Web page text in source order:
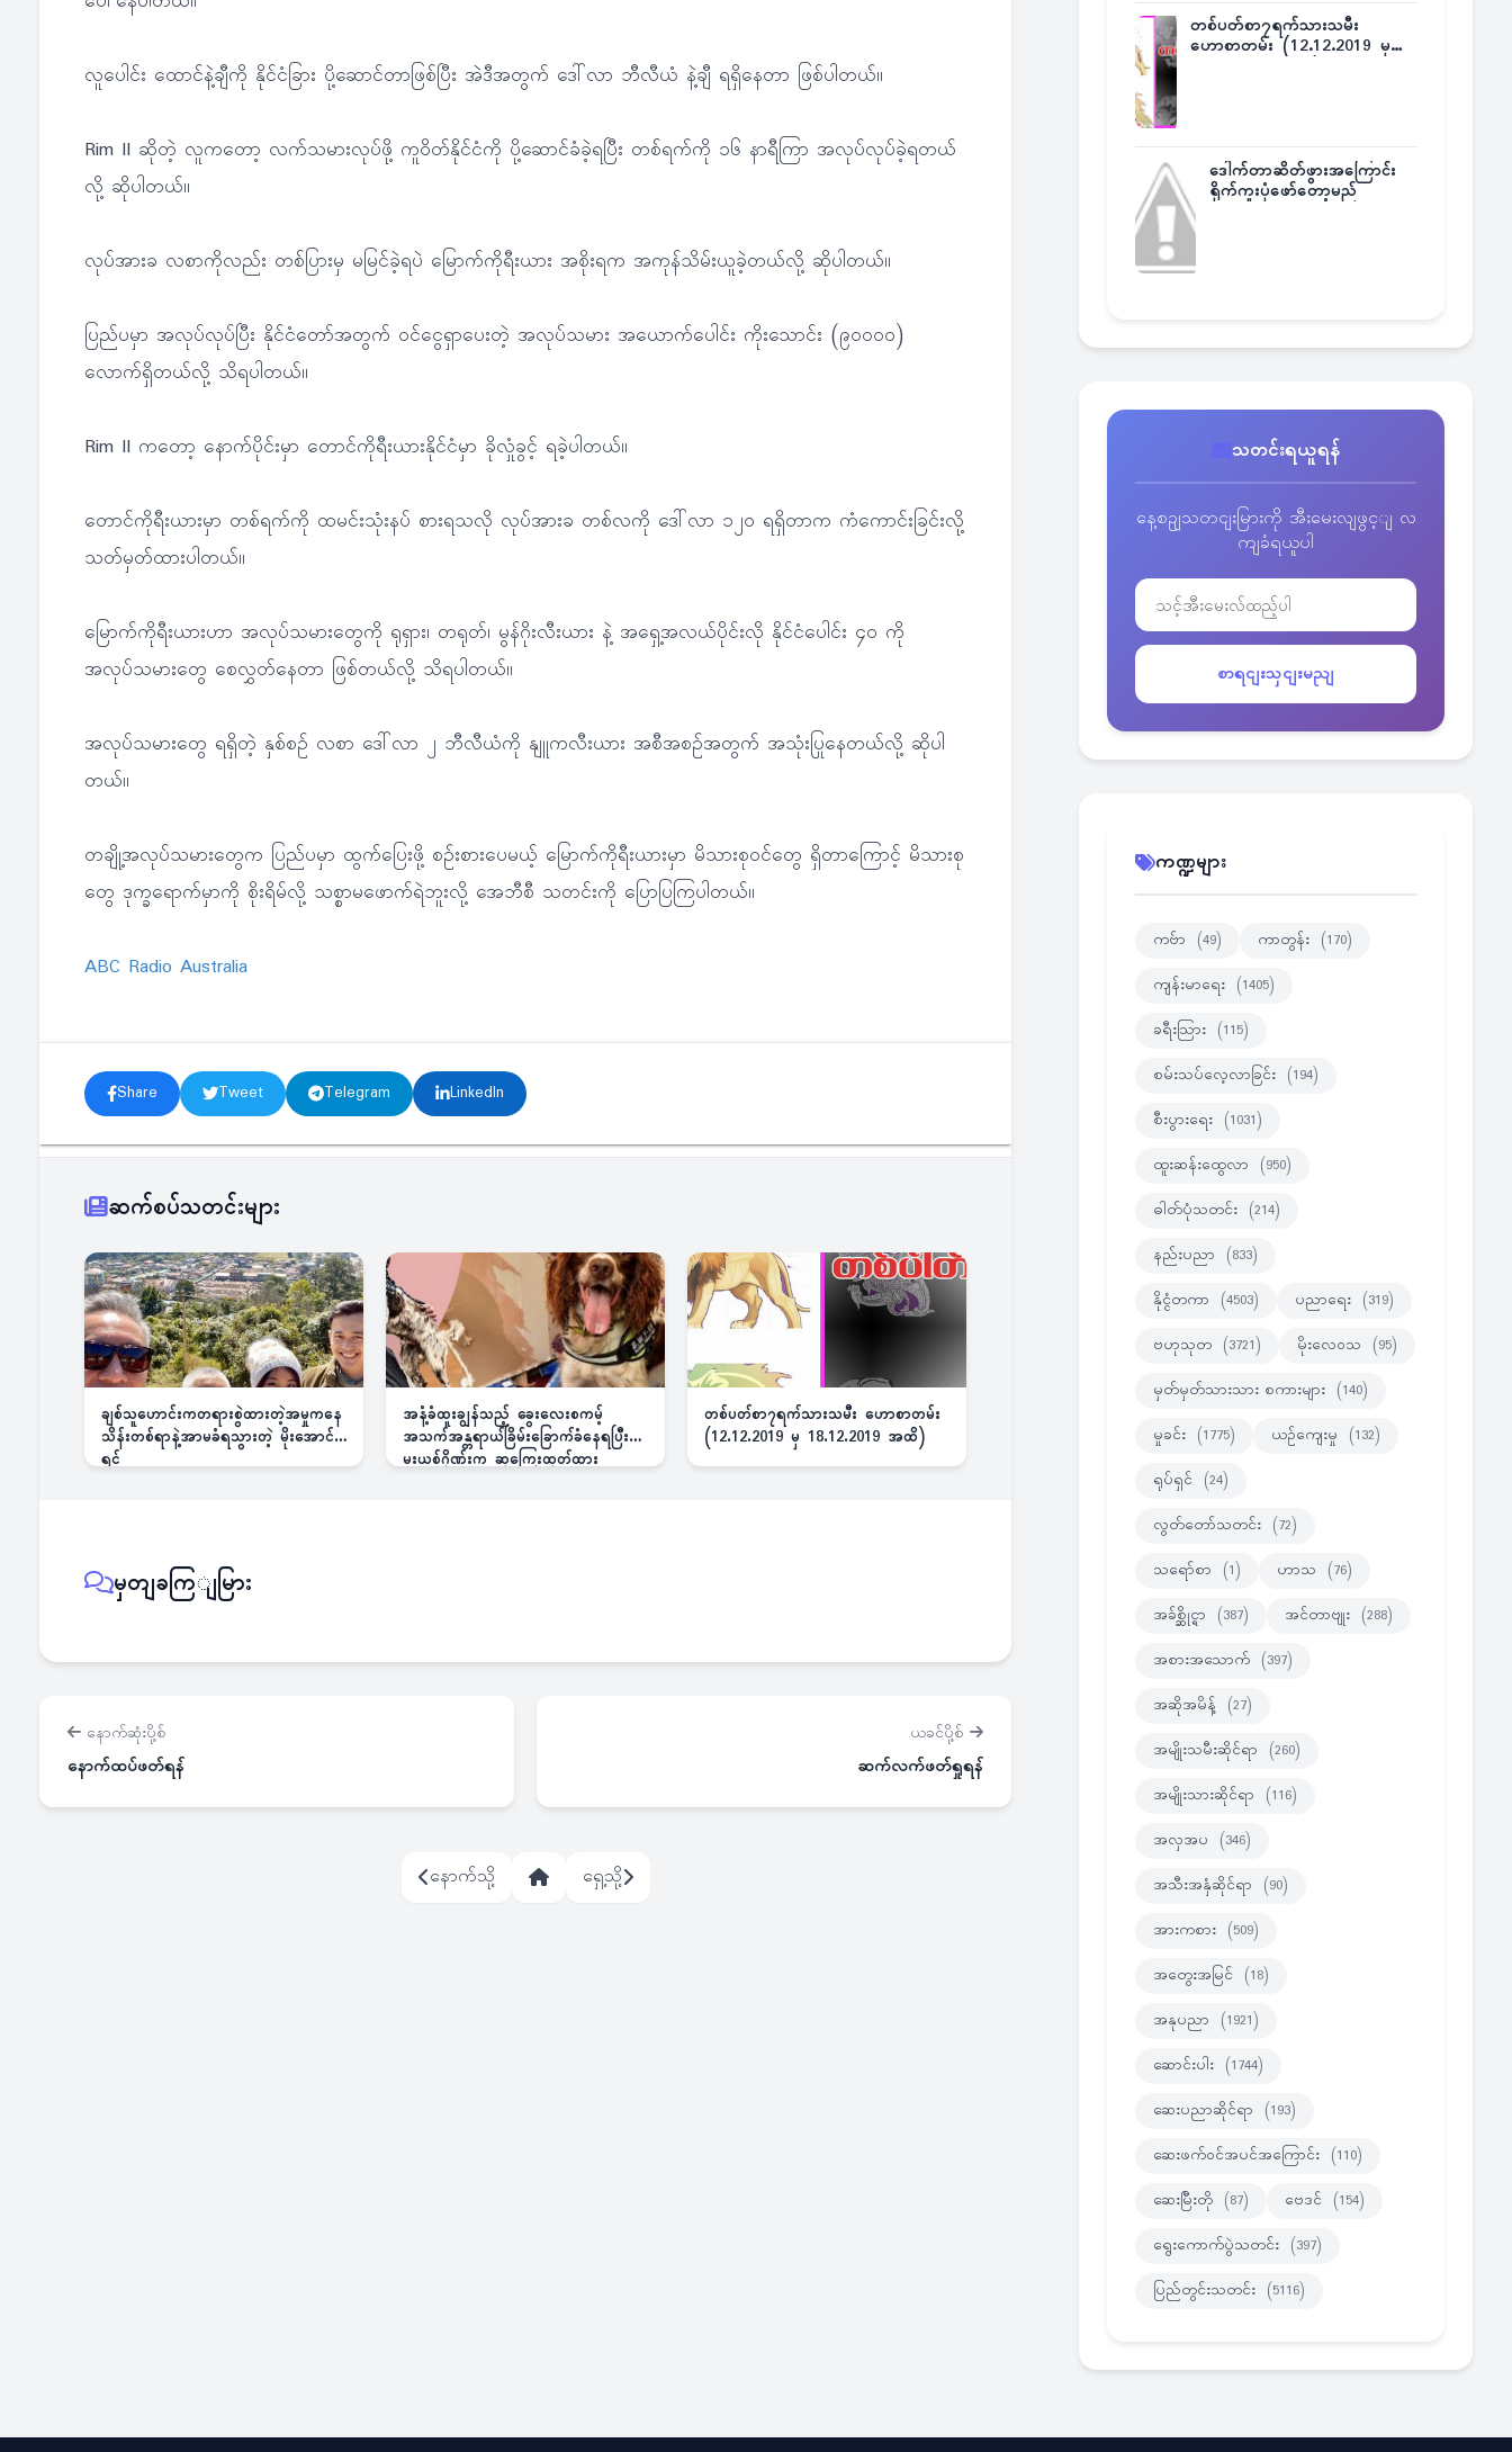
လူပေါင်း ထောင်နဲ့ချီကို နိုင်ငံခြား ပို့ဆောင်တာဖြစ်ပြီး အဲဒီအတွက် ဒေါ်လာ ဘီလီယံ နဲ့ချီ ရရှိနေတာ ဖြစ်ပါတယ်။
Rim II ဆိုတဲ့ လူကတော့ လက်သမားလုပ်ဖို့ ကူဝိတ်နိုင်ငံကို ပို့ဆောင်ခံခဲ့ရပြီး တစ်ရက်ကို ၁၆ နာရီကြာ အလုပ်လုပ်ခဲ့ရတယ်
လို့ ဆိုပါတယ်။
လုပ်အားခ လစာကိုလည်း တစ်ပြားမှ မမြင်ခဲ့ရပဲ မြောက်ကိုရီးယား အစိုးရက အကုန်သိမ်းယူခဲ့တယ်လို့ ဆိုပါတယ်။
ပြည်ပမှာ အလုပ်လုပ်ပြီး နိုင်ငံတော်အတွက် ဝင်ငွေရှာပေးတဲ့ အလုပ်သမား အယောက်ပေါင်း ကိုးသောင်း (၉၀၀၀၀)
လောက်ရှိတယ်လို့ သိရပါတယ်။
Rim II ကတော့ နောက်ပိုင်းမှာ တောင်ကိုရီးယားနိုင်ငံမှာ ခိုလှုံခွင့် ရခဲ့ပါတယ်။
တောင်ကိုရီးယားမှာ တစ်ရက်ကို ထမင်းသုံးနပ် စားရသလို လုပ်အားခ တစ်လကို ဒေါ်လာ ၁၂၀ ရရှိတာက ကံကောင်းခြင်းလို့
သတ်မှတ်ထားပါတယ်။
မြောက်ကိုရီးယားဟာ အလုပ်သမားတွေကို ရုရှား၊ တရုတ်၊ မွန်ဂိုးလီးယား နဲ့ အရှေ့အလယ်ပိုင်းလို နိုင်ငံပေါင်း ၄၀ ကို
အလုပ်သမားတွေ စေလွှတ်နေတာ ဖြစ်တယ်လို့ သိရပါတယ်။
အလုပ်သမားတွေ ရရှိတဲ့ နှစ်စဉ် လစာ ဒေါ်လာ ၂ ဘီလီယံကို နျူကလီးယား အစီအစဉ်အတွက် အသုံးပြုနေတယ်လို့ ဆိုပါ
တယ်။
တချို့အလုပ်သမားတွေက ပြည်ပမှာ ထွက်ပြေးဖို့ စဉ်းစားပေမယ့် မြောက်ကိုရီးယားမှာ မိသားစုဝင်တွေ ရှိတာကြောင့် မိသားစု
တွေ ဒုက္ခရောက်မှာကို စိုးရိမ်လို့ သစ္စာမဖောက်ရဲဘူးလို့ အေဘီစီ သတင်းကို ပြောပြကြပါတယ်။
ABC Radio Australia
Share Tweet Telegram LinkedIn
ဆက်စပ်သတင်းများ
ချစ်သူဟောင်းကတရားစွဲထားတဲ့အမှုကနေ
သိန်းတစ်ရာနဲ့အာမခံရသွားတဲ့ မိုးအောင်
ရင်
အနံ့ခံထူးချွန်သည့် ခွေးလေးစကမ့်
အသက်အန္တရာယ်ခြိမ်းခြောက်ခံနေရပြီး
မူးယစ်ဂိုဏ်းက ဆုကြေးထုတ်ထား
တစ်ပတ်စာ၇ရက်သားသမီး ဟောစာတမ်း
(12.12.2019 မှ 18.12.2019 အထိ)
မှတျခကြျမြား
နောက်ဆုံးပို့စ်
နောက်ထပ်ဖတ်ရန်
ယခင်ပို့စ်
ဆက်လက်ဖတ်ရှုရန်
နောက်သို့ ရှေ့သို့
တစ်ပတ်စာ၇ရက်သားသမီး
ဟောစာတမ်း (12.12.2019 မှ
ဒေါက်တာဆိတ်ဖွားအကြောင်း
ရိုက်ကူးပုံဖော်တော့မည်
သတင်းရယူရန်
နေ့စဥျသတငျးမြားကို အီးမေးလျဖွင့ျ လ
ကျခံရယူပါ
စာရငျးသှငျးမညျ
ကဏ္ဍများ
ကဗ်ာ (49) ကာတွန်း (170)
ကျန်းမာရေး (1405)
ခရီးသြား (115)
စမ်းသပ်လေ့လာခြင်း (194)
စီးပွားရေး (1031)
ထူးဆန်းထွေလာ (950)
ဓါတ်ပုံသတင်း (214)
နည်းပညာ (833)
နိုင္ငံတကာ (4503) ပညာရေး (319)
ဗဟုသုတ (3721) မိုးလေဝသ (95)
မှတ်မှတ်သားသား စကားများ (140)
မှုခင်း (1775) ယဉ်ကျေးမှု (132)
ရုပ်ရှင် (24)
လွတ်တော်သတင်း (72)
သရော်စာ (1) ဟာသ (76)
အခ်စ္ဆိုင္ရာ (387) အင်တာဗျုး (288)
အစားအသောက် (397)
အဆိုအမိန့် (27)
အမျိုးသမီးဆိုင်ရာ (260)
အမျိုးသားဆိုင်ရာ (116)
အလှအပ (346)
အသီးအနှံဆိုင်ရာ (90)
အားကစား (509)
အတွေးအမြင် (18)
အနုပညာ (1921)
ဆောင်းပါး (1744)
ဆေးပညာဆိုင်ရာ (193)
ဆေးဖက်ဝင်အပင်အကြောင်း (110)
ဆေးမြီးတို (87) ဗေဒင် (154)
ရွေးကောက်ပွဲသတင်း (397)
ပြည်တွင်းသတင်း (5116)